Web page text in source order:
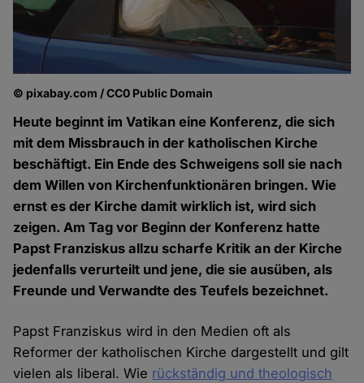
© pixabay.com / CC0 Public Domain
Heute beginnt im Vatikan eine Konferenz, die sich
mit dem Missbrauch in der katholischen Kirche
beschäftigt. Ein Ende des Schweigens soll sie nach
dem Willen von Kirchenfunktionären bringen. Wie
ernst es der Kirche damit wirklich ist, wird sich
zeigen. Am Tag vor Beginn der Konferenz hatte
Papst Franziskus allzu scharfe Kritik an der Kirche
jedenfalls verurteilt und jene, die sie ausüben, als
Freunde und Verwandte des Teufels bezeichnet.
Papst Franziskus wird in den Medien oft als
Reformer der katholischen Kirche dargestellt und gilt
vielen als liberal. Wie rückständig und theologisch